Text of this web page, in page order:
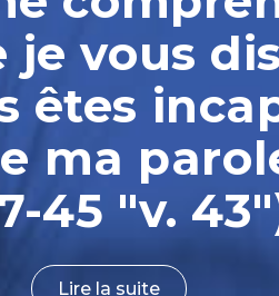
je vous
êtes
ma
45 "v.
Lire la suite